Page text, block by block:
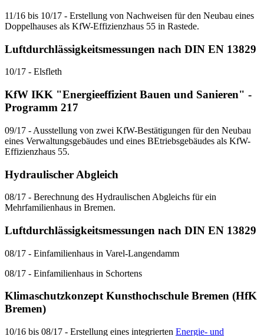
11/16 bis 10/17 - Erstellung von Nachweisen für den Neubau eines
Doppelhauses als KfW-Effizienzhaus 55 in Rastede.
Luftdurchlässigkeitsmessungen nach DIN EN 13829
10/17 - Elsfleth
KfW IKK "Energieeffizient Bauen und Sanieren" -
Programm 217
09/17 - Ausstellung von zwei KfW-Bestätigungen für den Neubau
eines Verwaltungsgebäudes und eines BEtriebsgebäudes als KfW-
Effizienzhaus 55.
Hydraulischer Abgleich
08/17 - Berechnung des Hydraulischen Abgleichs für ein
Mehrfamilienhaus in Bremen.
Luftdurchlässigkeitsmessungen nach DIN EN 13829
08/17 - Einfamilienhaus in Varel-Langendamm
08/17 - Einfamilienhaus in Schortens
Klimaschutzkonzept Kunsthochschule Bremen (HfK
Bremen)
10/16 bis 08/17 - Erstellung eines integrierten Energie- und